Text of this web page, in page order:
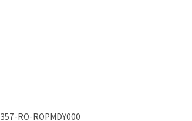
357-RO-ROPMDY000